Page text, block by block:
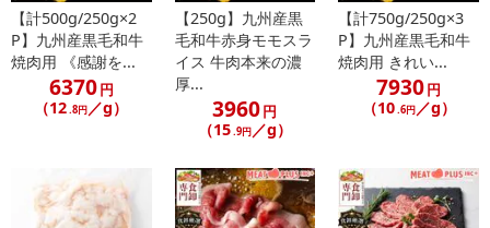
2.大判にスライスされた霜降り肉は、すき焼きやしゃぶしゃぶはも
ちろん、牛丼や肉じゃが、炒め物など、幅広いメニューで贅沢な一
品に仕上がります。
3.食卓に並べるだけで、いつもの食事が特別なごちそうへと変わり
ます。ご家族や大切な方との団らんのひとときを、より豊かに彩り
4.豊かな自然の中で育まれた九州産黒毛和牛の肩ロースを使用。信
頼できる産地の上質なお肉が、ご家庭の食卓に確かな満足をお届け
します。
【計500g/250g×2
P】九州産黒毛和牛
焼肉用 《感謝を...
6370円
（12.8円／g）
【250g】九州産黒
毛和牛赤身モモスラ
イス 牛肉本来の濃
厚...
3960円
（15.9円／g）
【計750g/250g×3
P】九州産黒毛和牛
焼肉用 きれい...
7930円
（10.6円／g）